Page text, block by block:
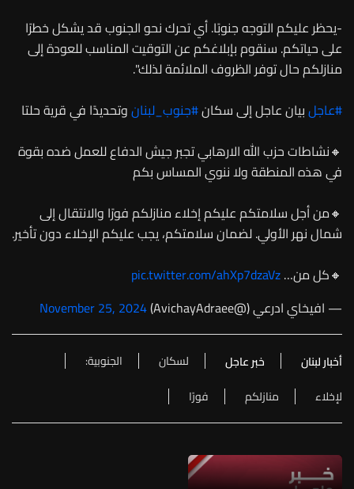
-يحظر عليكم التوجه جنوبًا. أي تحرك نحو الجنوب قد يشكل خطرًا
على حياتكم. سنقوم بإبلاغكم عن التوقيت المناسب للعودة إلى
منازلكم حال توفر الظروف الملائمة لذلك".
#عاجلبيان عاجل إلى سكان#جنوب_لبنانوتحديدًا في قرية حلتا
🔸نشاطات حزب الله الارهابي تجبر جيش الدفاع للعمل ضده بقوة
في هذه المنطقة ولا ننوي المساس بكم
🔸من أجل سلامتكم عليكم إخلاء منازلكم فورًا والانتقال إلى
شمال نهر الأولي. لضمان سلامتكم، يجب عليكم الإخلاء دون تأخير.
🔸كل من…pic.twitter.com/ahXp7dzaVz
— افيخاي ادرعي (@AvichayAdraee)
November 25, 2024
أخبار لبنان خبر عاجل لسكان
الجنوبية:
لإخلاء
منازلكم فورًا